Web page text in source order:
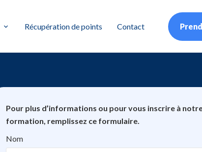
Récupération de points Contact
Pour plus d’informations ou pour vous inscrire à
formation, remplissez ce formulaire.
Nom